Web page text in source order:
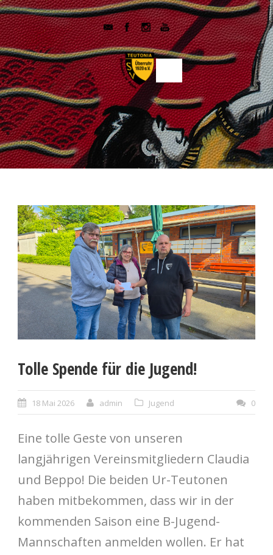
Tolle Spende für die Jugend!
18 Mai 2026 admin Jugend 0
Eine tolle Geste von unseren
langjährigen Vereinsmitgliedern Claudia
und Beppo! Die beiden Ur-Teutonen
haben mitbekommen, dass wir in der
kommenden Saison eine B-Jugend-
Mannschaften anmelden wollen. Er hat